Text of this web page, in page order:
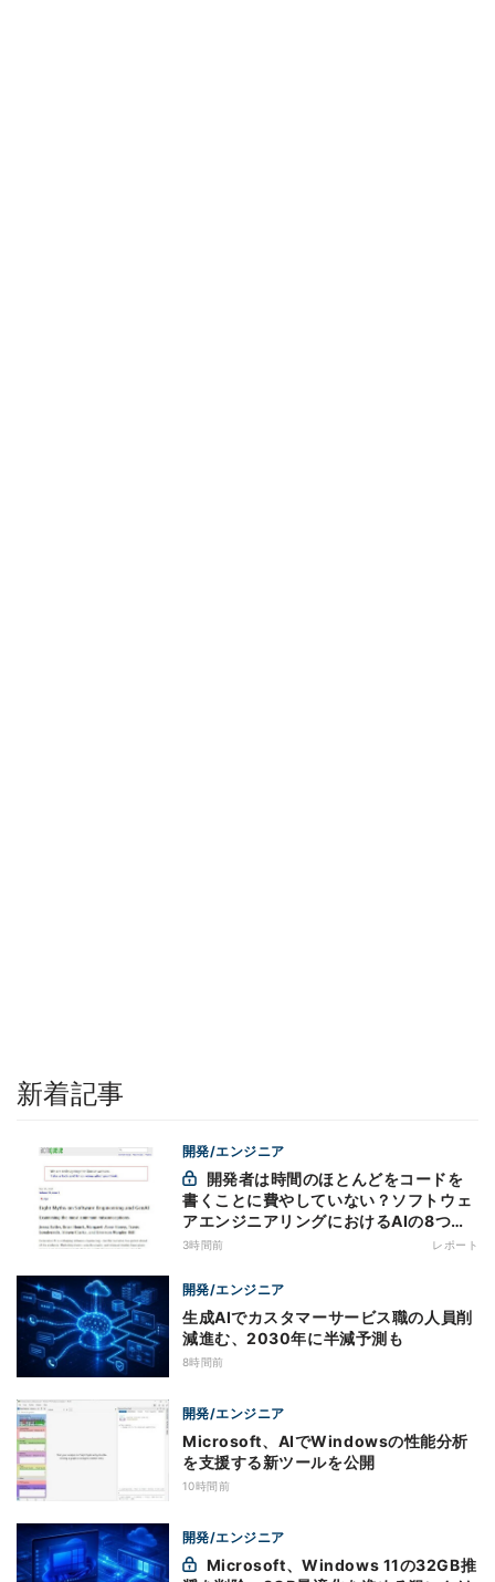
新着記事
開発/エンジニア
書くことに費やしていない？ソフトウェ
アエンジニアリングにおけるAIの8つの
神話への賛否
3時間前 レポート
開発/エンジニア
生成AIでカスタマーサービス職の人員削
減進む、2030年に半減予測も
8時間前
開発/エンジニア
Microsoft、AIでWindowsの性能分析
を支援する新ツールを公開
10時間前
開発/エンジニア